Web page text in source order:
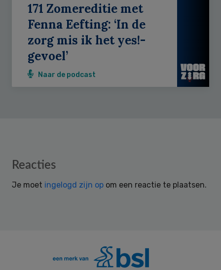
171 Zomereditie met
Fenna Eefting: ‘In de
zorg mis ik het yes!-
gevoel’
Naar de podcast
Reader
Reacties
Je moet ingelogd zijn op om een reactie te plaatsen.